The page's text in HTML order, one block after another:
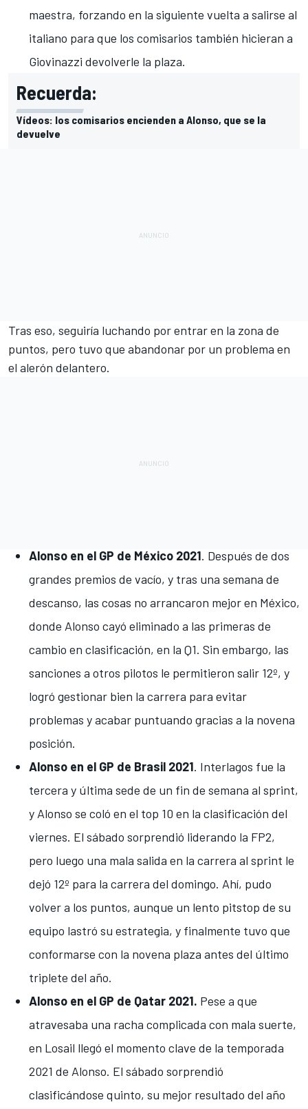
maestra, forzando en la siguiente vuelta a salirse al
italiano para que los comisarios también hicieran a
Giovinazzi devolverle la plaza.
Recuerda:
Vídeos: los comisarios encienden a Alonso, que se la
devuelve
Tras eso, seguiría luchando por entrar en la zona de
puntos, pero tuvo que abandonar por un problema en
el alerón delantero.
Alonso en el GP de México 2021. Después de dos
grandes premios de vacío, y tras una semana de
descanso, las cosas no arrancaron mejor en México,
donde Alonso cayó eliminado a las primeras de
cambio en clasificación, en la Q1. Sin embargo, las
sanciones a otros pilotos le permitieron salir 12º, y
logró gestionar bien la carrera para evitar
problemas y acabar puntuando gracias a la novena
posición.
Alonso en el GP de Brasil 2021. Interlagos fue la
tercera y última sede de un fin de semana al sprint,
y Alonso se coló en el top 10 en la clasificación del
viernes. El sábado sorprendió liderando la FP2,
pero luego una mala salida en la carrera al sprint le
dejó 12º para la carrera del domingo. Ahí, pudo
volver a los puntos, aunque un lento pitstop de su
equipo lastró su estrategia, y finalmente tuvo que
conformarse con la novena plaza antes del último
triplete del año.
Alonso en el GP de Qatar 2021. Pese a que
atravesaba una racha complicada con mala suerte,
en Losail llegó el momento clave de la temporada
2021 de Alonso. El sábado sorprendió
clasificándose quinto, su mejor resultado del año